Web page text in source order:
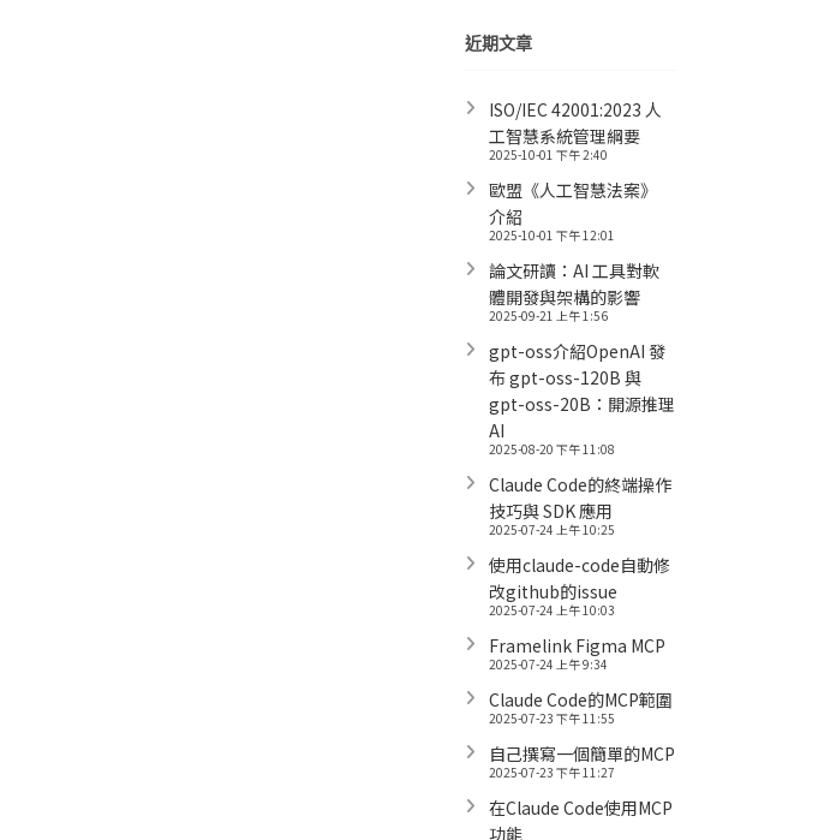
近期文章
ISO/IEC 42001:2023 人
工智慧系統管理綱要
2025-10-01 下午 2:40
歐盟《人工智慧法案》
介紹
2025-10-01 下午 12:01
論文研讀：AI 工具對軟
體開發與架構的影響
2025-09-21 上午 1:56
gpt-oss介紹OpenAI 發
布 gpt-oss-120B 與
gpt-oss-20B：開源推理
AI
2025-08-20 下午 11:08
Claude Code的終端操作
技巧與 SDK 應用
2025-07-24 上午 10:25
使用claude-code自動修
改github的issue
2025-07-24 上午 10:03
Framelink Figma MCP
2025-07-24 上午 9:34
Claude Code的MCP範圍
2025-07-23 下午 11:55
自己撰寫一個簡單的MCP
2025-07-23 下午 11:27
在Claude Code使用MCP
功能